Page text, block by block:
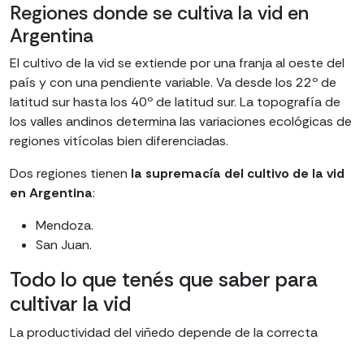
Regiones donde se cultiva la vid en
Argentina
El cultivo de la vid se extiende por una franja al oeste del
país y con una pendiente variable. Va desde los 22º de
latitud sur hasta los 40º de latitud sur. La topografía de
los valles andinos determina las variaciones ecológicas de
regiones vitícolas bien diferenciadas.
Dos regiones tienen la supremacía del cultivo de la vid
en Argentina:
Mendoza.
San Juan.
Todo lo que tenés que saber para
cultivar la vid
La productividad del viñedo depende de la correcta